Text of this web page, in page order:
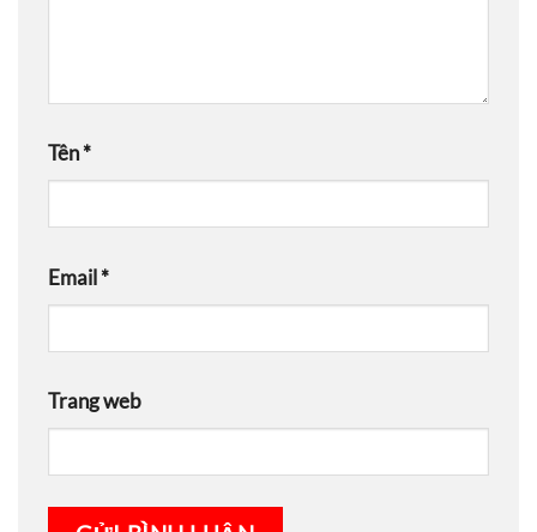
Tên*
Email*
Trang web